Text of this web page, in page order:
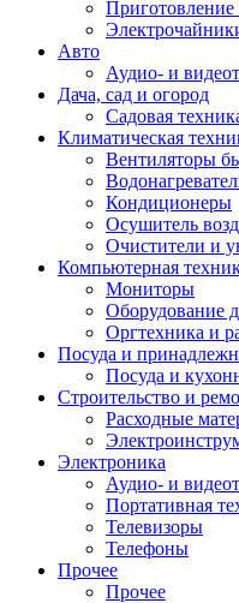
Приготовление
Авто
Аудио- и
Дача, сад и огород
Садовая
Климатическая
Вентиляторы
Кондиционеры
Осушитель
Очистители и
Компьютерная
Мониторы
Оборудование
Оргтехника и
Посуда и
Посуда и
Строительство и
Расходные
Электроника
Аудио- и
Портативная
Телевизоры
Телефоны
Прочее
Прочее